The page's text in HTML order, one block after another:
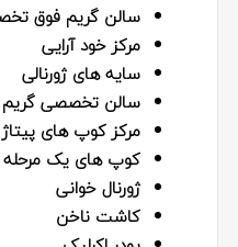
سالن گریم فوق
مرکز خود آرایی
سایه های ژورنالی
سالن تخصصی
مرکز کوپ های پیتاژ
کوپ های یک مرحله
ژورنال خوانی
کاشت ناخن